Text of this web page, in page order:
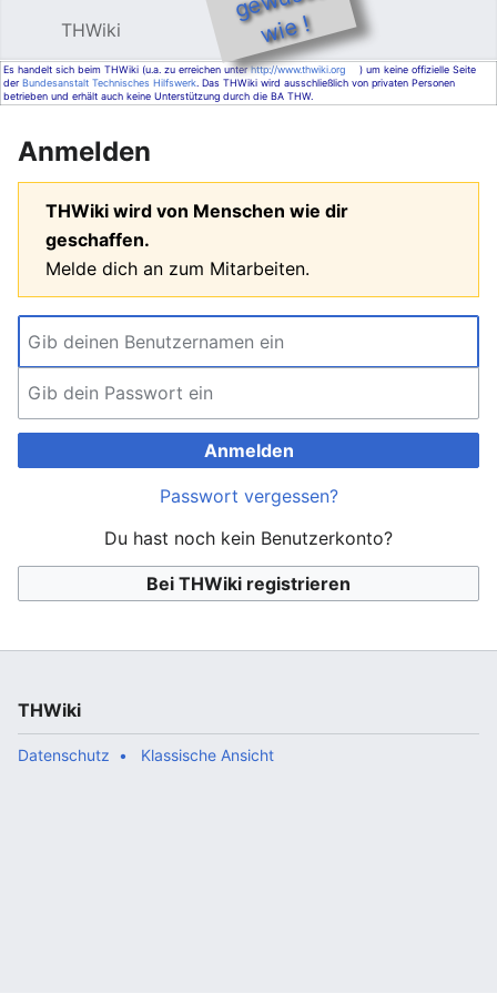
THWiki e !
Es handelt sich beim THWiki (u.a. zu erreichen unterhttp://www.thwiki.org
) um keine offizielle Seite
derBundesanstalt Technisches Hilfswerk. Das THWiki wird ausschließlich von privaten Personen
betrieben und erhält auch keine Unterstützung durch die BA THW.
Anmelden
THWiki wird von Menschen wie dir
geschaffen.
Melde dich an zum Mitarbeiten.
Anmelden
Passwort vergessen?
Du hast noch kein Benutzerkonto?
Bei THWiki registrieren
THWiki
Datenschutz Klassische Ansicht